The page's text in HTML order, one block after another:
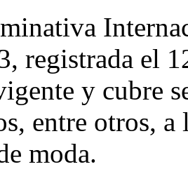
registrada el
y cubre
entre otros,
moda.